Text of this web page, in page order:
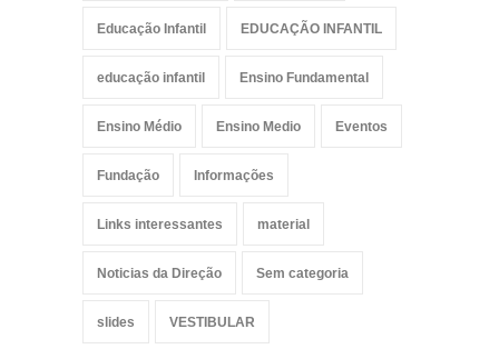
Educação Infantil EDUCAÇÃO INFANTIL
educação infantil Ensino Fundamental
Ensino Médio Ensino Medio Eventos
Fundação Informações
Links interessantes material
Noticias da Direção Sem categoria
slides VESTIBULAR